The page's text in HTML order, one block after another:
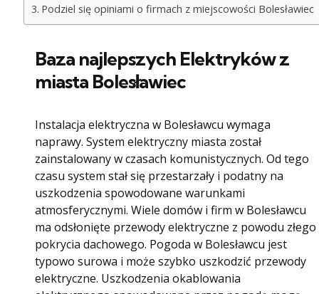
Podziel się opiniami o firmach z miejscowości Bolesławiec
Baza najlepszych Elektryków z
miasta Bolesławiec
Instalacja elektryczna w Bolesławcu wymaga
naprawy. System elektryczny miasta został
zainstalowany w czasach komunistycznych. Od tego
czasu system stał się przestarzały i podatny na
uszkodzenia spowodowane warunkami
atmosferycznymi. Wiele domów i firm w Bolesławcu
ma odsłonięte przewody elektryczne z powodu złego
pokrycia dachowego. Pogoda w Bolesławcu jest
typowo surowa i może szybko uszkodzić przewody
elektryczne. Uszkodzenia okablowania